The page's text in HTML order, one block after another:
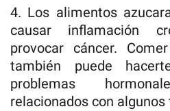
4. Los alimentos
causar inflamación
provocar cáncer.
también puede
problemas
relacionados con algunos